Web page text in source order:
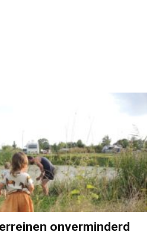
onverminderd